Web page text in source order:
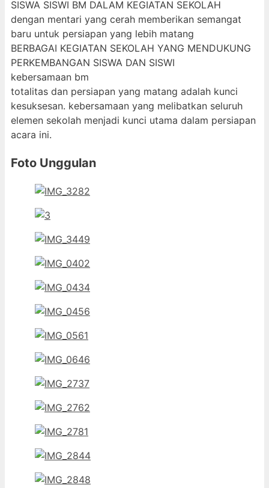
SISWA SISWI BM DALAM KEGIATAN SEKOLAH
dengan mentari yang cerah memberikan semangat
baru untuk persiapan yang lebih matang
BERBAGAI KEGIATAN SEKOLAH YANG MENDUKUNG
PERKEMBANGAN SISWA DAN SISWI
kebersamaan bm
totalitas dan persiapan yang matang adalah kunci
kesuksesan. kebersamaan yang melibatkan seluruh
elemen sekolah menjadi kunci utama dalam persiapan
acara ini.
Foto Unggulan